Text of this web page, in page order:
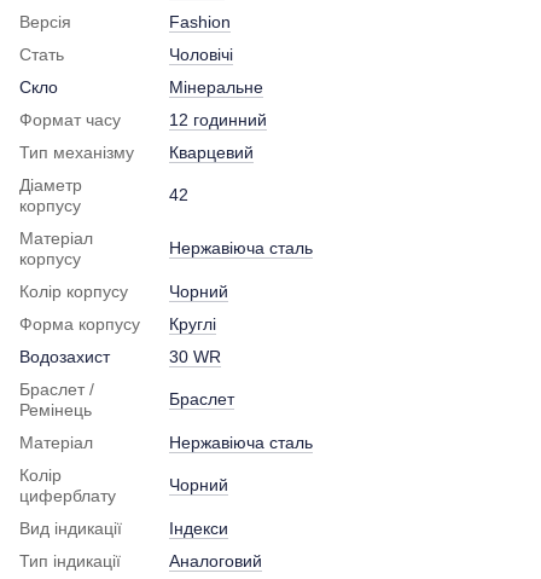
Версія
Fashion
Стать
Чоловічі
Скло
Мінеральне
Формат часу
12 годинний
Тип механізму
Кварцевий
Діаметр
корпусу
42
Матеріал
корпусу
Нержавіюча сталь
Колір корпусу
Чорний
Форма корпусу
Круглі
Водозахист
30 WR
Браслет /
Ремінець
Браслет
Матеріал
Нержавіюча сталь
Колір
циферблату
Чорний
Вид індикації
Індекси
Тип індикації
Аналоговий